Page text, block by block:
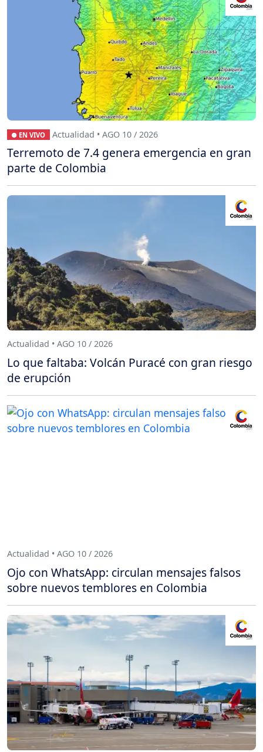
● EN VIVO Actualidad • AGO 10 / 2026
Terremoto de 7.4 genera emergencia en gran
parte de Colombia
Actualidad • AGO 10 / 2026
Lo que faltaba: Volcán Puracé con gran riesgo
de erupción
Actualidad • AGO 10 / 2026
Ojo con WhatsApp: circulan mensajes falsos
sobre nuevos temblores en Colombia